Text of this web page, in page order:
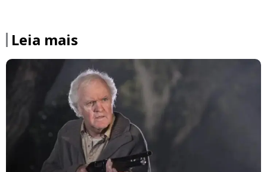
Leia mais